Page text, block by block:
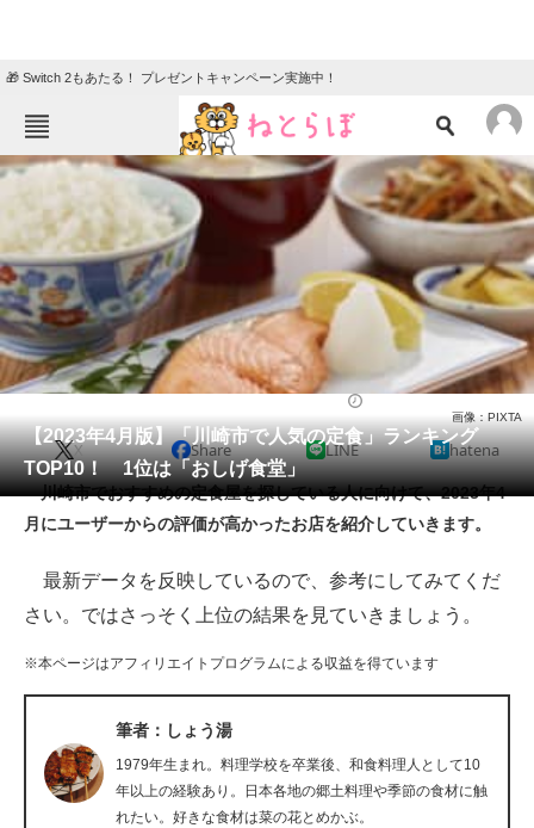
🎁 Switch 2もあたる！ プレゼントキャンペーン実施中！
ねとらぼメニュー
ニュース
エンタメ クイズ
グルメ 地域
住まい 教育・育児
動物 リサーチ
会員記事
メディア
注目記事を集めた総合ページ
ITの今と未来を見通す
好きが集まる 比べて選べる
ビジネスと働き方のヒント
【2023年4月版】「川崎市で人気の定食」ランキング
TOP10！ 1位は「おしげ食堂」
画像：PIXTA
X Share LINE hatena
川崎市でおすすめの定食屋を探している人に向けて、2023年4
月にユーザーからの評価が高かったお店を紹介していきます。
最新データを反映しているので、参考にしてみてくだ
さい。ではさっそく上位の結果を見ていきましょう。
※本ページはアフィリエイトプログラムによる収益を得ています
筆者：しょう湯
1979年生まれ。料理学校を卒業後、和食料理人として10
年以上の経験あり。日本各地の郷土料理や季節の食材に触
れたい。好きな食材は菜の花とめかぶ。